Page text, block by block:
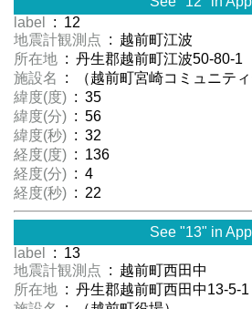
label
: 12
地震計観測点 : 越前町江波
所在地 : 丹生郡越前町江波50-80-1
施設名
: （越前町宮崎コミュニティ
緯度(度) : 35
緯度(分) : 56
緯度(秒) : 32
経度(度) : 136
経度(分) : 4
経度(秒) : 22
See "13" in
label
: 13
地震計観測点 : 越前町西田中
所在地 : 丹生郡越前町西田中13-5-1